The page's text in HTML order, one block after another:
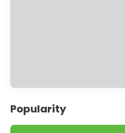
Popularity